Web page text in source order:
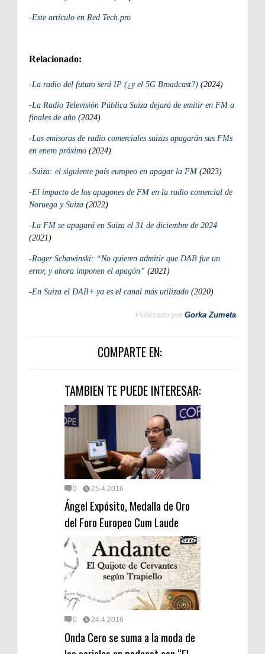
-Este artículo en Red Tech.pro
Relacionado:
-La radio del futuro será IP (¿y el 5G Broadcast?) (2024)
-La Radio Televisión Pública Suiza dejará de emitir en FM a
finales de año (2024)
-Las emisoras de radio comerciales suizas apagarán sus FMs
en enero próximo (2024)
-Suiza: el siguiente país europeo en apagar la FM(2023)
-El impacto de los apagones de FM en la radio comercial de
Noruega y Suiza (2022)
-La FM se apagará en Suiza el 31 de diciembre de 2024
(2021)
-Roger Schawinski: “No quieren admitir que DAB fue un
error, y ahora imponen el apagón” (2021)
-En Suiza el DAB+ ya es el canal más utilizado (2020)
Publicado por Gorka Zumeta
COMPARTE EN:
TAMBIEN TE PUEDE INTERESAR:
0 25.4.2016
Ángel Expósito, Medalla de Oro
del Foro Europeo Cum Laude
0 24.4.2016
Onda Cero se suma a la moda de